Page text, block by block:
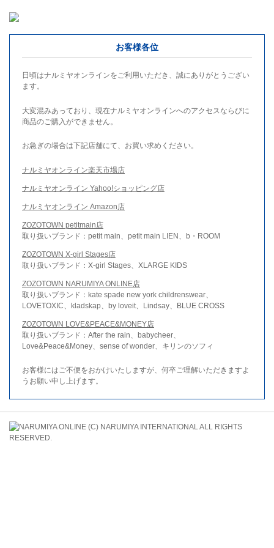
お客様各位
日頃はナルミヤオンラインをご利用いただき、誠にありがとうござい
ます。
大変混みあっており、現在ナルミヤオンラインへのアクセスならびに
商品のご購入ができません。
お急ぎの場合は下記店舗にて、お買い求めください。
ナルミヤオンライン楽天市場店
ナルミヤオンライン Yahoo!ショッピング店
ナルミヤオンライン Amazon店
ZOZOTOWN petitmain店
取り扱いブランド：petit main、petit main LIEN、b・ROOM
ZOZOTOWN X-girl Stages店
取り扱いブランド：X-girl Stages、XLARGE KIDS
ZOZOTOWN NARUMIYA ONLINE店
取り扱いブランド：kate spade new york childrenswear、
LOVETOXIC、kladskap、by loveit、Lindsay、BLUE CROSS
ZOZOTOWN LOVE&PEACE&MONEY店
取り扱いブランド：After the rain、babycheer、
Love&Peace&Money、sense of wonder、キリンのソフィ
お客様にはご不便をおかけいたしますが、何卒ご理解いただきますよ
うお願い申し上げます。